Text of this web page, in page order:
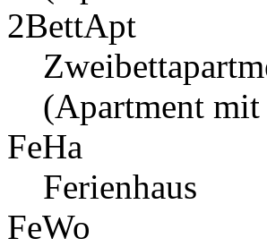
2BettApt
(Apartment
FeHa
Ferienhaus
FeWo